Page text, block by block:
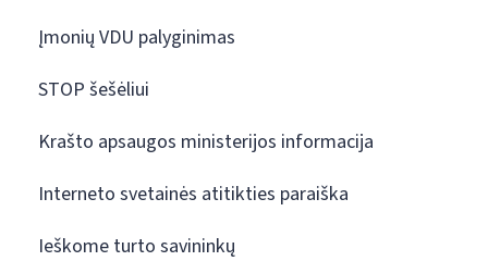
Įmonių VDU palyginimas
STOP šešėliui
Krašto apsaugos ministerijos informacija
Interneto svetainės atitikties paraiška
Ieškome turto savininkų